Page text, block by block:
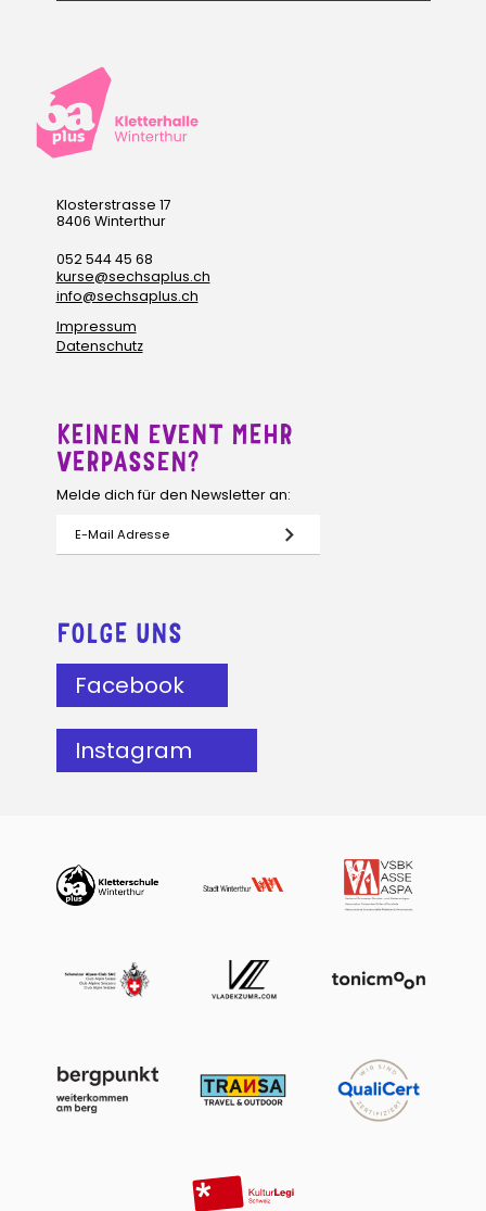
Klosterstrasse 17
8406 Winterthur
052 544 45 68
kurse@sechsaplus.ch
info@sechsaplus.ch
Impressum
Datenschutz
KEINEN EVENT MEHR
VERPASSEN?
Melde dich für den Newsletter an:
FOLGE UNS
Facebook
Instagram